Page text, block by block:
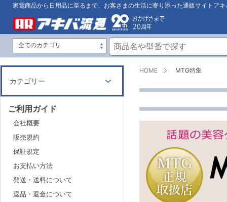
家電商品から日用品に至るまで、お客さまの生活に寄り添った通販サイトアキ
HOME MTG特集
カテゴリー
ご利用ガイド
会社概要
販売規約
保証規定
お支払い方法
発送・送料について
返品・返金について